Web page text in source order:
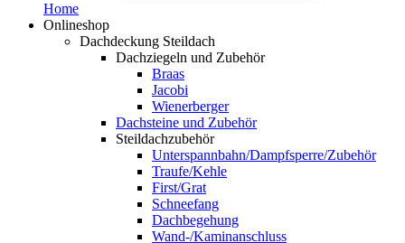
Home
Onlineshop
Dachdeckung Steildach
Dachziegeln und Zubehör
Braas
Jacobi
Wienerberger
Dachsteine und Zubehör
Steildachzubehör
Unterspannbahn/Dampfsperre/Zubehör
Traufe/Kehle
First/Grat
Schneefang
Dachbegehung
Wand-/Kaminanschluss